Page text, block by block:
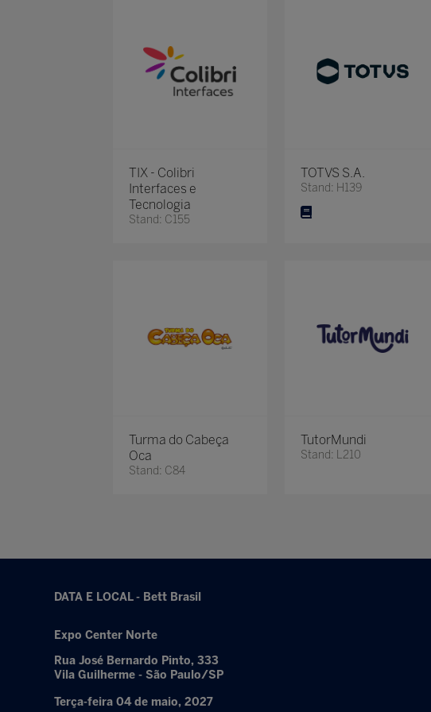
TIX - Colibri
Interfaces e
Tecnologia
Stand: C155
TOTVS S.A.
Stand: H139
Turma do Cabeça
Oca
Stand: C84
TutorMundi
Stand: L210
DATA E LOCAL - Bett Brasil
Expo Center Norte
Rua José Bernardo Pinto, 333
Vila Guilherme - São Paulo/SP
Terça-feira 04 de maio, 2027